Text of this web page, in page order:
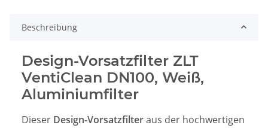
Beschreibung
Design-Vorsatzfilter ZLT
VentiClean DN100, Weiß,
Aluminiumfilter
Dieser Design-Vorsatzfilteraus der hochwertigen